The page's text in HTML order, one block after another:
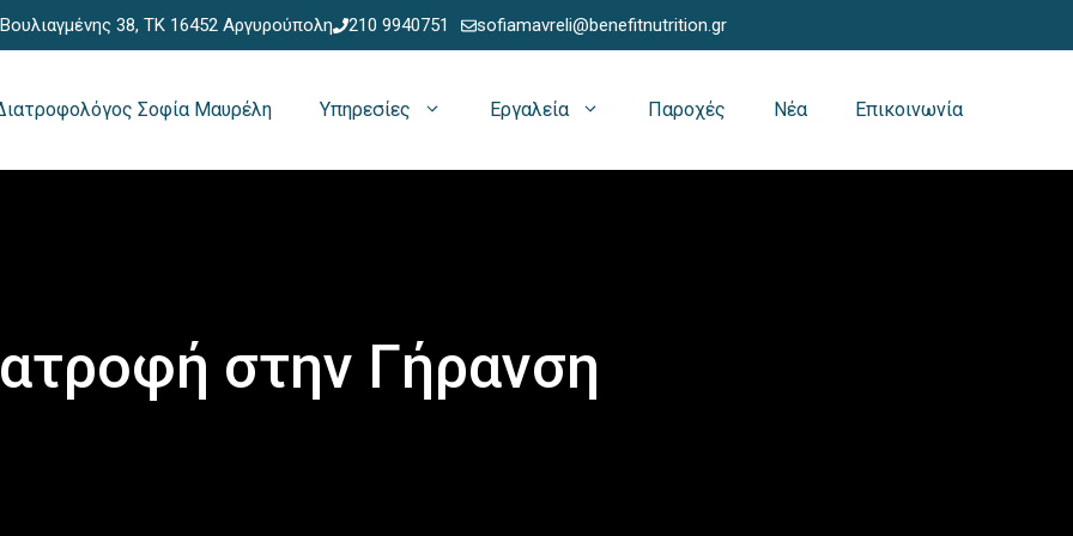
38, ΤΚ 16452 Αργυρούπολη 210 9940751 sofiamavreli@benefitnutrition.gr
Σοφία Μαυρέλη Υπηρεσίες Εργαλεία Παροχές Νέα Επικοινωνία
στην Γήρανση